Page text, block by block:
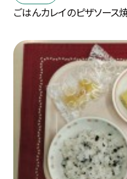
ごはんカレイのピザソース